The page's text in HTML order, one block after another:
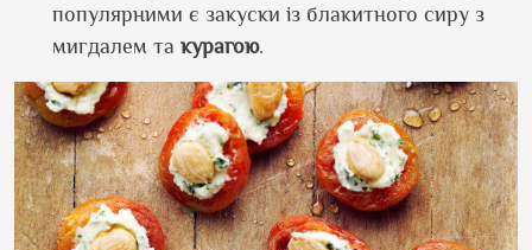
популярними є закуски із блакитного сиру з
мигдалем та курагою.